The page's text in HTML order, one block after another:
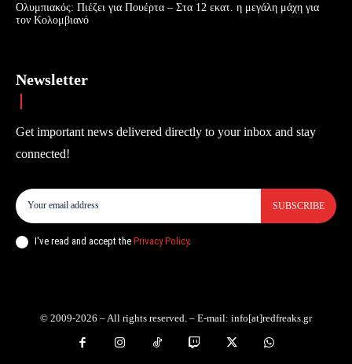
Ολυμπιακός: Πιέζει για Πουέρτα – Στα 12 εκατ. η μεγάλη μάχη για
τον Κολομβιανό
Newsletter
Get important news delivered directly to your inbox and stay
connected!
SUBSCRIBE
I've read and accept the Privacy Policy.
© 2009-2026 – All rights reserved. – E-mail: info[at]redfreaks.gr